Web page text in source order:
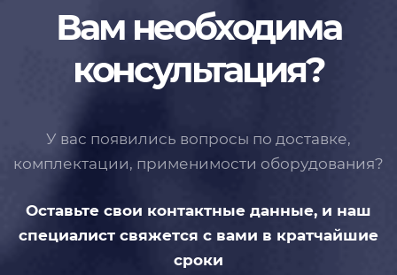
Вам необходима
консультация?
У вас появились вопросы по доставке,
комплектации, применимости оборудования?
Оставьте свои контактные данные, и наш
специалист свяжется с вами в кратчайшие
сроки